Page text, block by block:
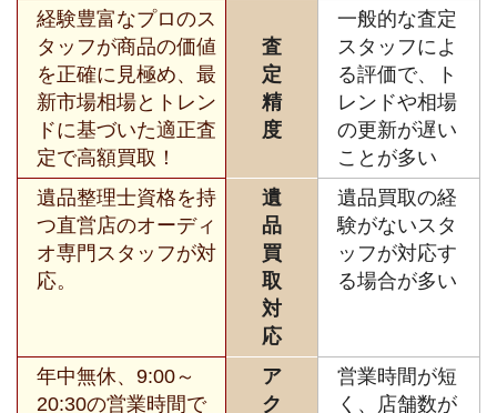
経験豊富なプロのス
タッフが商品の価値
を正確に見極め、最
新市場相場とトレン
ドに基づいた適正査
定で高額買取！
査
定
精
度
一般的な査定
スタッフによ
る評価で、ト
レンドや相場
の更新が遅い
ことが多い
遺品整理士資格を持
つ直営店のオーディ
オ専門スタッフが対
応。
遺
品
買
取
対
応
遺品買取の経
験がないスタ
ッフが対応す
る場合が多い
年中無休、9:00～
20:30の営業時間で
ア
ク
営業時間が短
く、店舗数が